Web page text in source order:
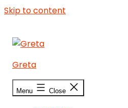
Skip to content
Greta
Menu Close